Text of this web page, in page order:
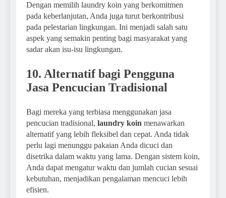
Dengan memilih laundry koin yang berkomitmen
pada keberlanjutan, Anda juga turut berkontribusi
pada pelestarian lingkungan. Ini menjadi salah satu
aspek yang semakin penting bagi masyarakat yang
sadar akan isu-isu lingkungan.
10. Alternatif bagi Pengguna
Jasa Pencucian Tradisional
Bagi mereka yang terbiasa menggunakan jasa
pencucian tradisional, laundry koin menawarkan
alternatif yang lebih fleksibel dan cepat. Anda tidak
perlu lagi menunggu pakaian Anda dicuci dan
disetrika dalam waktu yang lama. Dengan sistem koin,
Anda dapat mengatur waktu dan jumlah cucian sesuai
kebutuhan, menjadikan pengalaman mencuci lebih
efisien.